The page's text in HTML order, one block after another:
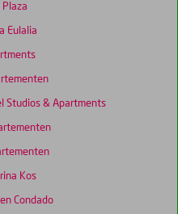
Plaza
Eulalia
Studios & Apartments
Kos
Condado